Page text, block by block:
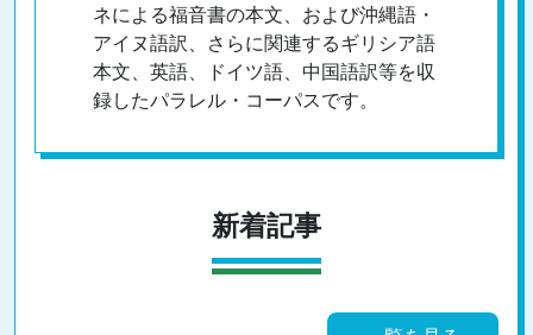
ネによる福音書の本文、および沖縄語・
アイヌ語訳、さらに関連するギリシア語
本文、英語、ドイツ語、中国語訳等を収
録したパラレル・コーパスです。
新着記事